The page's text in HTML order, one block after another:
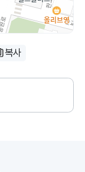
복사